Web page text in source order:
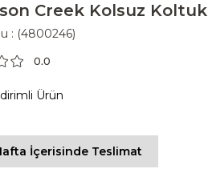
Creek Kolsuz Koltuk
(4800246)
0.0
Ürün
İçerisinde Teslimat